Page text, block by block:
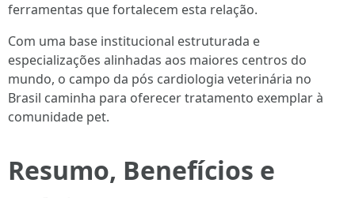
ferramentas que fortalecem esta relação.
Com uma base institucional estruturada e
especializações alinhadas aos maiores centros do
mundo, o campo da pós cardiologia veterinária no
Brasil caminha para oferecer tratamento exemplar à
comunidade pet.
Resumo, Benefícios e